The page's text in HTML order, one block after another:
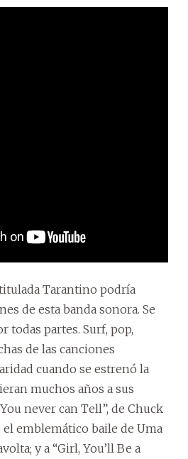
Tarantino podría
de esta banda sonora. Se
todas partes. Surf, pop,
de las canciones
cuando se estrenó la
muchos años a sus
never can Tell”, de Chuck
emblemático baile de Uma
y a “Girl, You’ll Be a